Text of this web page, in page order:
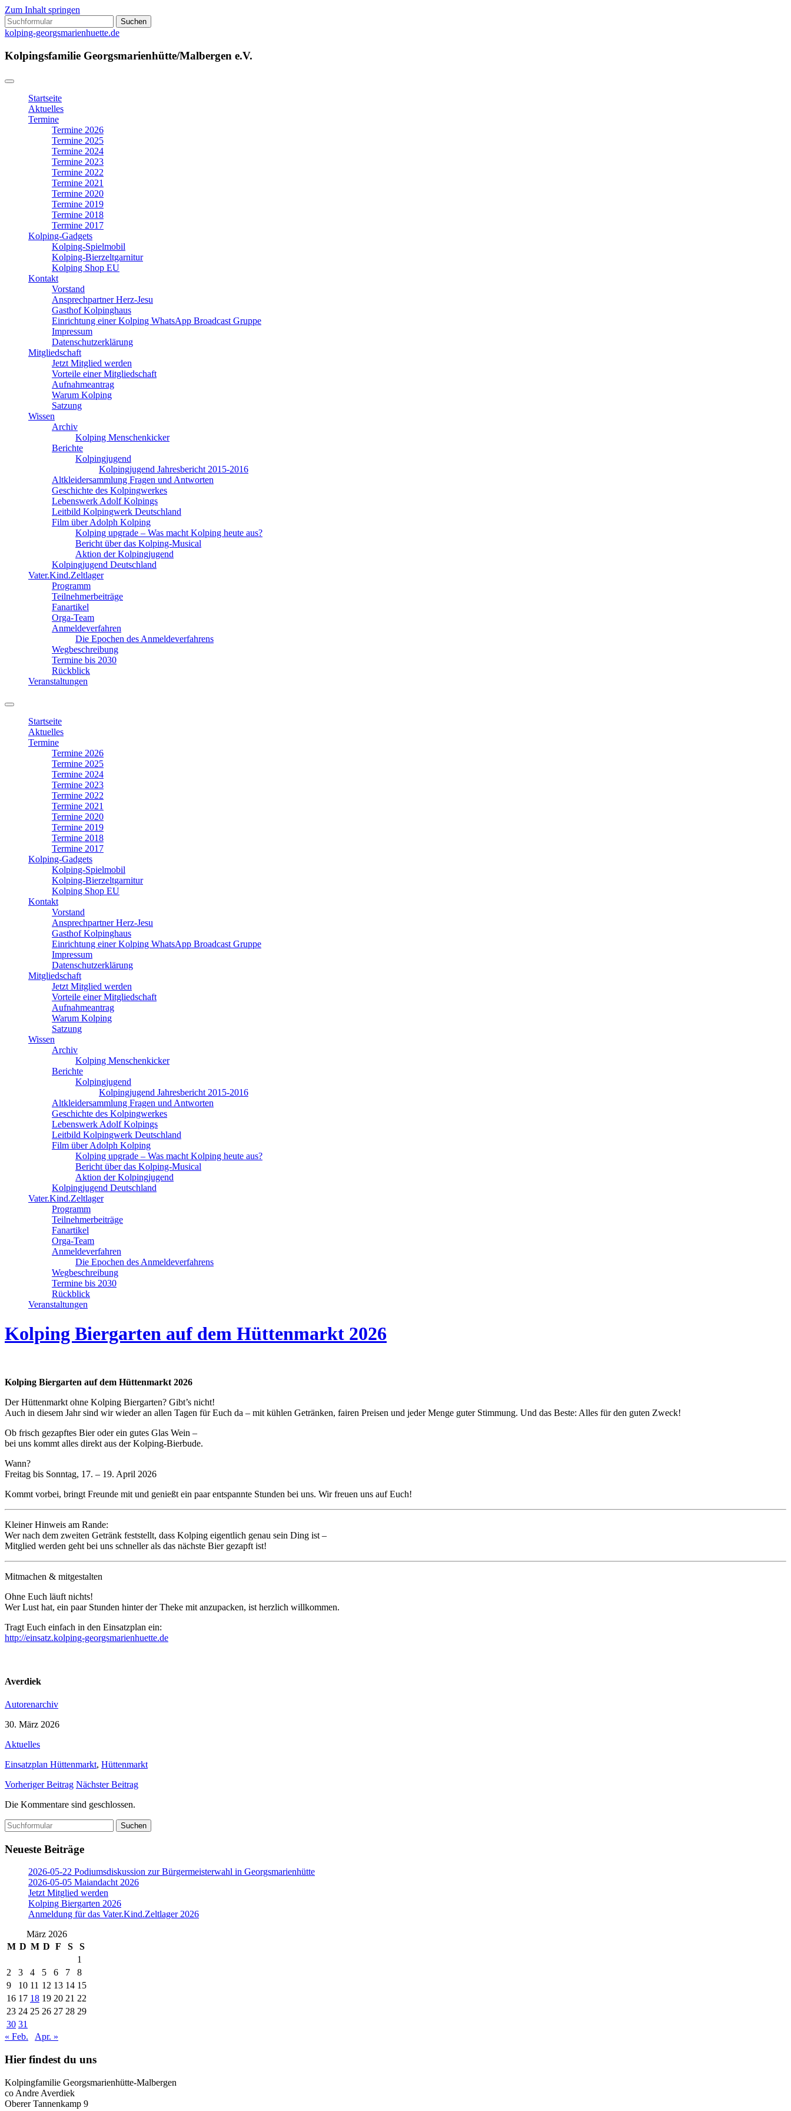
Zum Inhalt springen
Suchen
nach:
kolping-georgsmarienhuette.de
Kolpingsfamilie Georgsmarienhütte/Malbergen e.V.
Startseite
Aktuelles
Termine
Termine 2026
Termine 2025
Termine 2024
Termine 2023
Termine 2022
Termine 2021
Termine 2020
Termine 2019
Termine 2018
Termine 2017
Kolping-Gadgets
Kolping-Spielmobil
Kolping-Bierzeltgarnitur
Kolping Shop EU
Kontakt
Vorstand
Ansprechpartner Herz-Jesu
Gasthof Kolpinghaus
Einrichtung einer Kolping WhatsApp Broadcast Gruppe
Impressum
Datenschutzerklärung
Mitgliedschaft
Jetzt Mitglied werden
Vorteile einer Mitgliedschaft
Aufnahmeantrag
Warum Kolping
Satzung
Wissen
Archiv
Kolping Menschenkicker
Berichte
Kolpingjugend
Kolpingjugend Jahresbericht 2015-2016
Altkleidersammlung Fragen und Antworten
Geschichte des Kolpingwerkes
Lebenswerk Adolf Kolpings
Leitbild Kolpingwerk Deutschland
Film über Adolph Kolping
Kolping upgrade – Was macht Kolping heute aus?
Bericht über das Kolping-Musical
Aktion der Kolpingjugend
Kolpingjugend Deutschland
Vater.Kind.Zeltlager
Programm
Teilnehmerbeiträge
Fanartikel
Orga-Team
Anmeldeverfahren
Die Epochen des Anmeldeverfahrens
Wegbeschreibung
Termine bis 2030
Rückblick
Veranstaltungen
Suchfeld
ein-/ausblenden
Startseite
Aktuelles
Termine
Termine 2026
Termine 2025
Termine 2024
Termine 2023
Termine 2022
Termine 2021
Termine 2020
Termine 2019
Termine 2018
Termine 2017
Kolping-Gadgets
Kolping-Spielmobil
Kolping-Bierzeltgarnitur
Kolping Shop EU
Kontakt
Vorstand
Ansprechpartner Herz-Jesu
Gasthof Kolpinghaus
Einrichtung einer Kolping WhatsApp Broadcast Gruppe
Impressum
Datenschutzerklärung
Mitgliedschaft
Jetzt Mitglied werden
Vorteile einer Mitgliedschaft
Aufnahmeantrag
Warum Kolping
Satzung
Wissen
Archiv
Kolping Menschenkicker
Berichte
Kolpingjugend
Kolpingjugend Jahresbericht 2015-2016
Altkleidersammlung Fragen und Antworten
Geschichte des Kolpingwerkes
Lebenswerk Adolf Kolpings
Leitbild Kolpingwerk Deutschland
Film über Adolph Kolping
Kolping upgrade – Was macht Kolping heute aus?
Bericht über das Kolping-Musical
Aktion der Kolpingjugend
Kolpingjugend Deutschland
Vater.Kind.Zeltlager
Programm
Teilnehmerbeiträge
Fanartikel
Orga-Team
Anmeldeverfahren
Die Epochen des Anmeldeverfahrens
Wegbeschreibung
Termine bis 2030
Rückblick
Veranstaltungen
Kolping Biergarten auf dem Hüttenmarkt 2026
Kolping Biergarten auf dem Hüttenmarkt 2026
Der Hüttenmarkt ohne Kolping Biergarten? Gibt’s nicht!
Auch in diesem Jahr sind wir wieder an allen Tagen für Euch da – mit kühlen Getränken, fairen Preisen und jeder Menge guter Stimmung. Und das Beste: Alles für den guten Zweck!
Ob frisch gezapftes Bier oder ein gutes Glas Wein –
bei uns kommt alles direkt aus der Kolping-Bierbude.
Wann?
Freitag bis Sonntag, 17. – 19. April 2026
Kommt vorbei, bringt Freunde mit und genießt ein paar entspannte Stunden bei uns. Wir freuen uns auf Euch!
Kleiner Hinweis am Rande:
Wer nach dem zweiten Getränk feststellt, dass Kolping eigentlich genau sein Ding ist –
Mitglied werden geht bei uns schneller als das nächste Bier gezapft ist!
Mitmachen & mitgestalten
Ohne Euch läuft nichts!
Wer Lust hat, ein paar Stunden hinter der Theke mit anzupacken, ist herzlich willkommen.
Tragt Euch einfach in den Einsatzplan ein:
http://einsatz.kolping-georgsmarienhuette.de
Averdiek
Autorenarchiv
30. März 2026
Aktuelles
Einsatzplan Hüttenmarkt, Hüttenmarkt
Vorheriger Beitrag Nächster Beitrag
Die Kommentare sind geschlossen.
Suchen
nach:
Neueste Beiträge
2026-05-22 Podiumsdiskussion zur Bürgermeisterwahl in Georgsmarienhütte
2026-05-05 Maiandacht 2026
Jetzt Mitglied werden
Kolping Biergarten 2026
Anmeldung für das Vater.Kind.Zeltlager 2026
März 2026
M D M D F S
S
1
2
3 4 5 6 7
8
9
10 11 12 13 14 15
16 17 18 19 20 21 22
23 24 25 26 27 28 29
30 31
« Feb.
Apr. »
Hier findest du uns
Kolpingfamilie Georgsmarienhütte-Malbergen
co Andre Averdiek
Oberer Tannenkamp 9